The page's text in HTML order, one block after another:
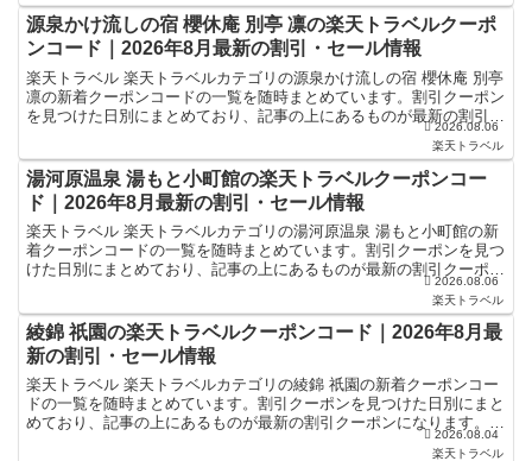
源泉かけ流しの宿 櫻休庵 別亭 凛の楽天トラベルクーポ
ンコード｜2026年8月最新の割引・セール情報
楽天トラベル 楽天トラベルカテゴリの源泉かけ流しの宿 櫻休庵 別亭
凛の新着クーポンコードの一覧を随時まとめています。割引クーポン
を見つけた日別にまとめており、記事の上にあるものが最新の割引ク
2026.08.06
楽天トラベル
湯河原温泉 湯もと小町館の楽天トラベルクーポンコー
ド｜2026年8月最新の割引・セール情報
楽天トラベル 楽天トラベルカテゴリの湯河原温泉 湯もと小町館の新
着クーポンコードの一覧を随時まとめています。割引クーポンを見つ
けた日別にまとめており、記事の上にあるものが最新の割引クーポン
になります。ホテル・旅館宿泊の予約などで使えるクーポ...2026.08.06
楽天トラベル
綾錦 祇園の楽天トラベルクーポンコード｜2026年8月最
新の割引・セール情報
楽天トラベル 楽天トラベルカテゴリの綾錦 祇園の新着クーポンコー
ドの一覧を随時まとめています。割引クーポンを見つけた日別にまと
めており、記事の上にあるものが最新の割引クーポンになります。ホ
テル・旅館宿泊の予約などで使えるクーポンやセール・キ...2026.08.04
楽天トラベル